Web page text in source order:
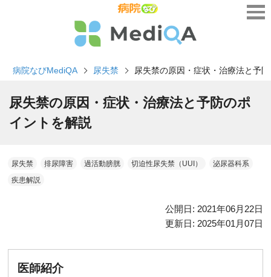
病院なびMediQA 尿失禁 尿失禁の原因・症状・治療法と予
尿失禁の原因・症状・治療法と予防のポ
イントを解説
尿失禁 排尿障害 過活動膀胱 切迫性尿失禁（UUI）
泌尿器科系
疾患解説
公開日: 2021年06月22日
更新日: 2025年01月07日
医師紹介